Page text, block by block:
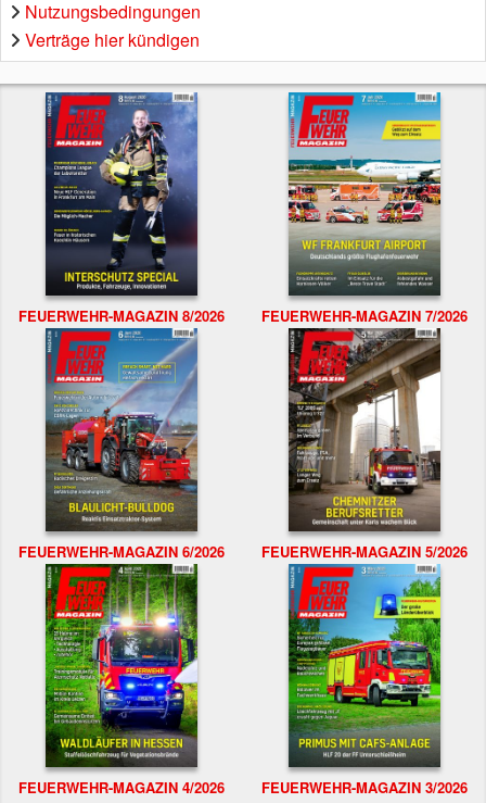
Nutzungsbedingungen
Verträge hier kündigen
FEUERWEHR-MAGAZIN 8/2026 FEUERWEHR-MAGAZIN 7/2026
FEUERWEHR-MAGAZIN 6/2026 FEUERWEHR-MAGAZIN 5/2026
FEUERWEHR-MAGAZIN 4/2026 FEUERWEHR-MAGAZIN 3/2026